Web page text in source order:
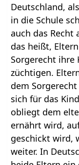
Deutschland,
in die Schule
auch das Recht
das heißt,
Sorgerecht ihre
züchtigen.
dem
sich für das
obliegt dem
ernährt wird,
geschickt wird,
weiter. In